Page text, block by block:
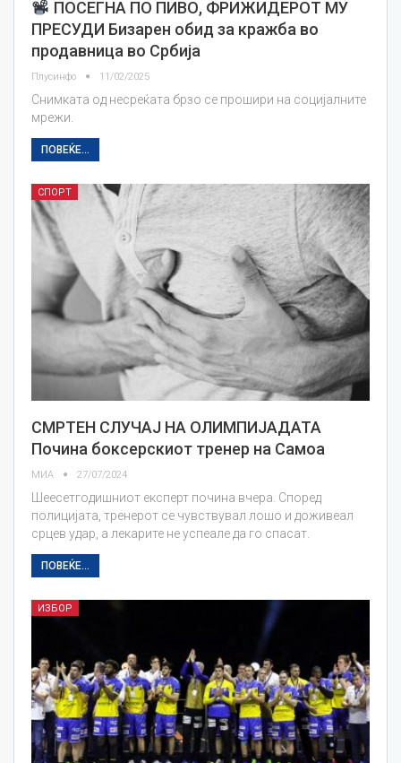
ПОСЕГНА ПО ПИВО, ФРИЖИДЕРОТ МУ
ПРЕСУДИ Бизарен обид за кражба во
продавница во Србија
Плусинфо 11/02/2025
Снимката од несреќата брзо се прошири на социјалните
мрежи.
ПОВЕЌЕ...
СПОРТ
СМРТЕН СЛУЧАЈ НА ОЛИМПИЈАДАТА
Почина боксерскиот тренер на Самоа
МИА 27/07/2024
Шеесетгодишниот експерт почина вчера. Според
полицијата, тренерот се чувствувал лошо и доживеал
срцев удар, а лекарите не успеале да го спасат.
ПОВЕЌЕ...
ИЗБОР